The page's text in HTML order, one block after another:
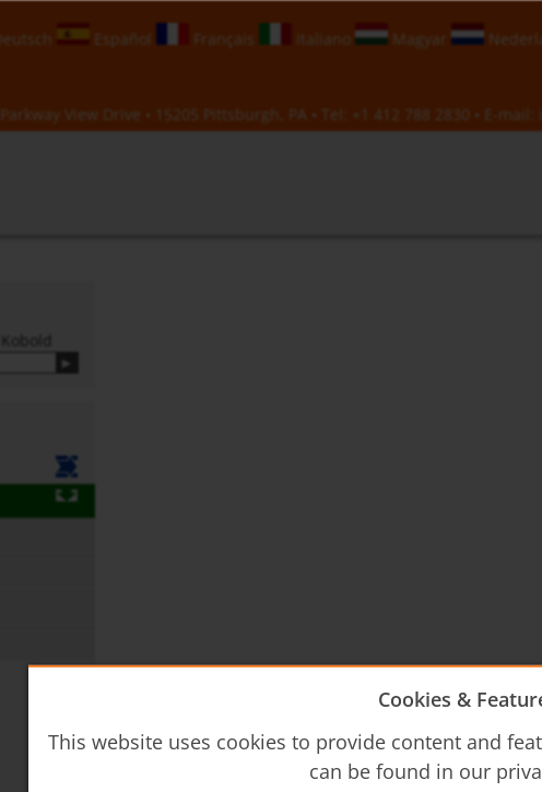
Español Français Italiano Magyar
View Drive • 15205 Pittsburgh, PA • Tel: +1 412 788 2830 • E-mail:
Cookies &
This website uses cookies to provide content and
can be found in our